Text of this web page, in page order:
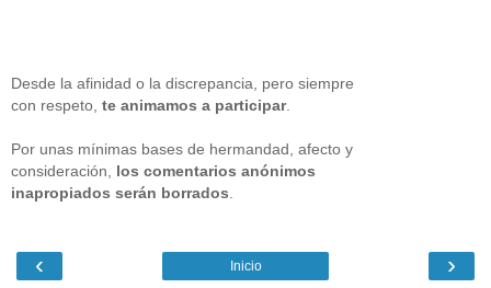
Desde la afinidad o la discrepancia, pero siempre
con respeto, te animamos a participar.
Por unas mínimas bases de hermandad, afecto y
consideración, los comentarios anónimos
inapropiados serán borrados
‹ ›
Inicio